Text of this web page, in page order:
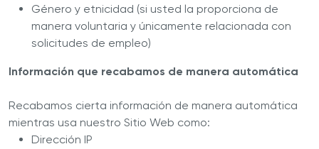
Género y etnicidad (si usted la proporciona de
manera voluntaria y únicamente relacionada con
solicitudes de empleo)
Información que recabamos de manera automática
Recabamos cierta información de manera automática
mientras usa nuestro Sitio Web como:
Dirección IP